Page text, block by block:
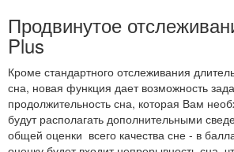
Продвинутое
Plus
Кроме стандартного отслеживания
сна, новая функция дает возможность
продолжительность сна, которая Вам
будут располагать дополнительными
общей оценки всего качества сне - в